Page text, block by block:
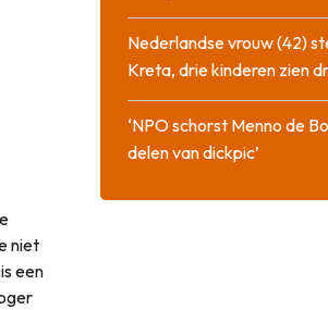
niet
een
Nederlandse vrouw (42)
Kreta, drie kinderen zien
‘NPO schorst Menno de
delen van dickpic’